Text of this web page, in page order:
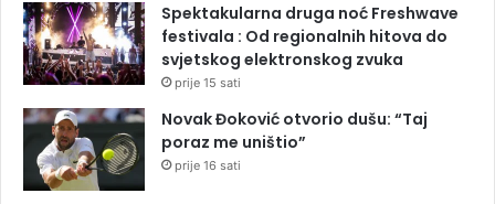
Spektakularna druga noć Freshwave
festivala : Od regionalnih hitova do
svjetskog elektronskog zvuka
prije 15 sati
Novak Đoković otvorio dušu: “Taj
poraz me uništio”
prije 16 sati